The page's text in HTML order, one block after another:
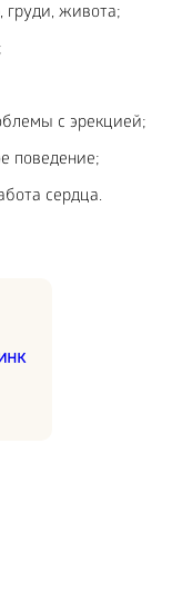
груди, живота;
с эрекцией;
поведение;
сердца.